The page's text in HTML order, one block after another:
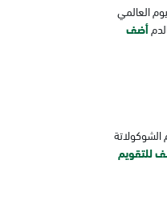
العالمي
أضف
الشوكولاتة
للتقويم